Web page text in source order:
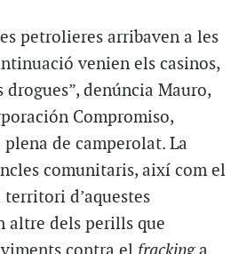
petrolieres arribaven a les
venien els casinos,
denúncia Mauro,
Compromiso,
plena de camperolat. La
comunitaris, així com el
d’aquestes
altre dels perills que